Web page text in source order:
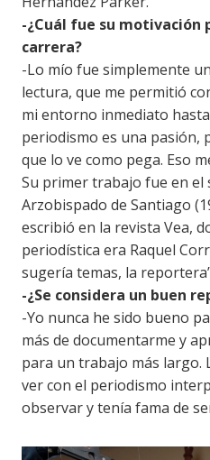
-¿Cuál fue su motivación
carrera?
-Lo mío fue simplemente
lectura, que me permitió
mi entorno inmediato
periodismo es una pasión,
que lo ve como pega. Eso
Su primer trabajo fue en el
Arzobispado de Santiago
escribió en la revista Vea,
periodística era Raquel
sugería temas, la
-¿Se considera un buen
-Yo nunca he sido bueno
más de documentarme y
para un trabajo más largo.
ver con el periodismo
observar y tenía fama de